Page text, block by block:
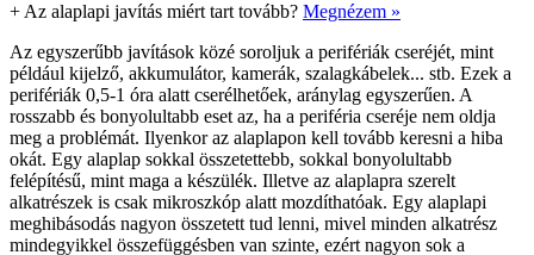
+ Az alaplapi javítás miért tart tovább? Megnézem »
Az egyszerűbb javítások közé soroljuk a perifériák cseréjét, mint
például kijelző, akkumulátor, kamerák, szalagkábelek... stb. Ezek a
perifériák 0,5-1 óra alatt cserélhetőek, aránylag egyszerűen. A
rosszabb és bonyolultabb eset az, ha a periféria cseréje nem oldja
meg a problémát. Ilyenkor az alaplapon kell tovább keresni a hiba
okát. Egy alaplap sokkal összetettebb, sokkal bonyolultabb
felépítésű, mint maga a készülék. Illetve az alaplapra szerelt
alkatrészek is csak mikroszkóp alatt mozdíthatóak. Egy alaplapi
meghibásodás nagyon összetett tud lenni, mivel minden alkatrész
mindegyikkel összefüggésben van szinte, ezért nagyon sok a